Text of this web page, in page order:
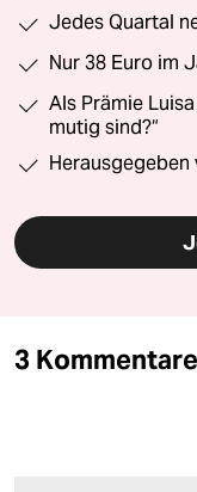
Jedes Quartal
Nur 38 Euro im
Als Prämie
mutig sind?“
Herausgegeben
3 Kommentare